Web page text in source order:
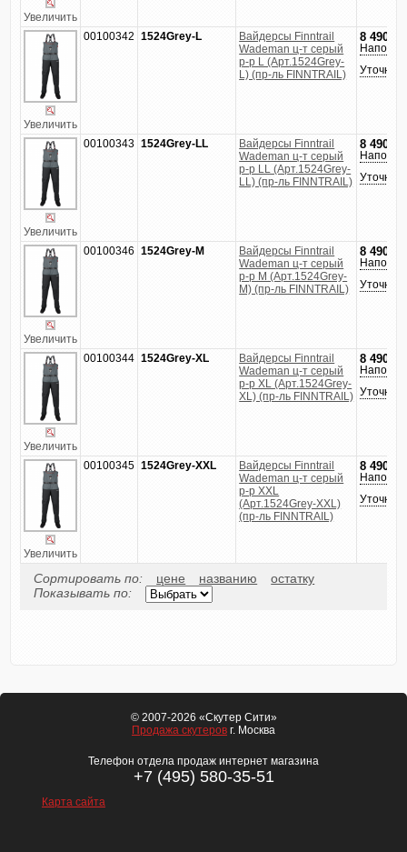
Увеличить
Увеличить
00100342 1524Grey-L
Вайдерсы Finntrail
Wademan ц-т серый
р-р L (Арт.1524Grey-
L) (пр-ль FINNTRAIL)
8 490
Увеличить
00100343 1524Grey-LL
Вайдерсы Finntrail
Wademan ц-т серый
р-р LL (Арт.1524Grey-
LL) (пр-ль FINNTRAIL)
8 490
Увеличить
00100346 1524Grey-M
Вайдерсы Finntrail
Wademan ц-т серый
р-р M (Арт.1524Grey-
M) (пр-ль FINNTRAIL)
8 490
Увеличить
00100344 1524Grey-XL
Вайдерсы Finntrail
Wademan ц-т серый
р-р XL (Арт.1524Grey-
XL) (пр-ль FINNTRAIL)
8 490
Увеличить
00100345 1524Grey-XXL
Вайдерсы Finntrail
Wademan ц-т серый
р-р XXL
(Арт.1524Grey-XXL)
(пр-ль FINNTRAIL)
8 490
Сортировать по: цене названию
остатку
Показывать по:
© 2007-2026 «Скутер Сити»
Продажа скутеров г. Москва
Телефон отдела продаж интернет магазина
+7 (495) 580-35-51
Карта сайта